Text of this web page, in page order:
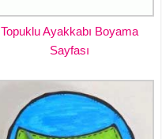
Topuklu Ayakkabı Boyama
Sayfası